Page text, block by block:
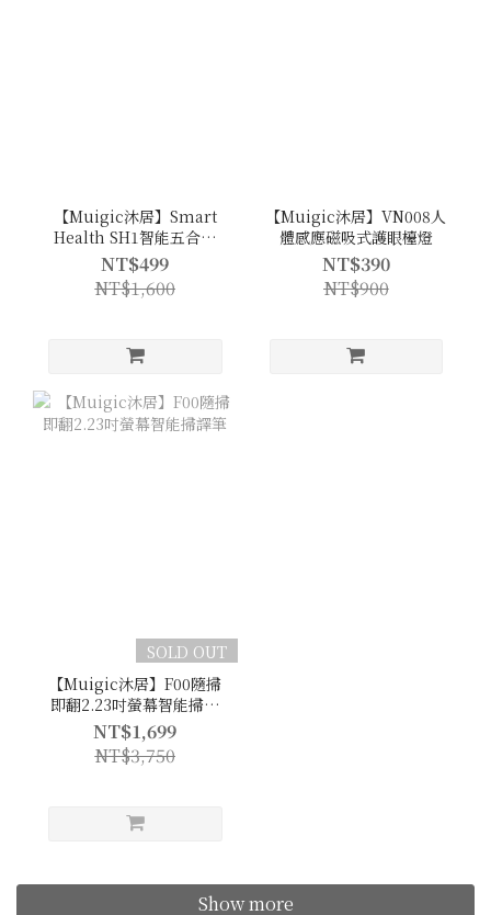
【Muigic沐居】Smart
Health SH1智能五合一
SPA洗臉洗背機
NT$499
NT$1,600
【Muigic沐居】VN008人
體感應磁吸式護眼檯燈
NT$390
NT$900
SOLD OUT
【Muigic沐居】F00隨掃
即翻2.23吋螢幕智能掃譯
筆
NT$1,699
NT$3,750
Show more